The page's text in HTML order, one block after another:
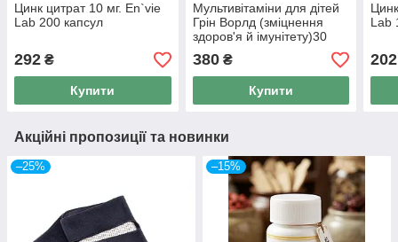
Цинк цитрат 10 мг. En`vie
Lab 200 капсул
292 ₴
Купити
Мультивітаміни для дітей
Грін Ворлд (зміцнення
здоров'я й імунітету)30
таблеток по 1000 мг
380₴
Купити
Lab
202
Акційні пропозиції та новинки
–25% –15%